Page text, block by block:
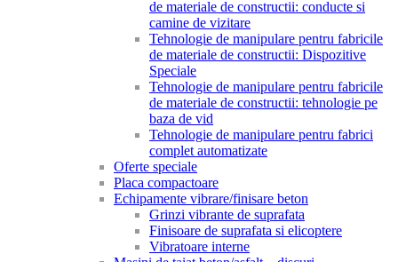
de materiale de constructii: conducte si
camine de vizitare
Tehnologie de manipulare pentru fabricile
de materiale de constructii: Dispozitive
Speciale
Tehnologie de manipulare pentru fabricile
de materiale de constructii: tehnologie pe
baza de vid
Tehnologie de manipulare pentru fabrici
complet automatizate
Oferte speciale
Placa compactoare
Echipamente vibrare/finisare beton
Grinzi vibrante de suprafata
Finisoare de suprafata si elicoptere
Vibratoare interne